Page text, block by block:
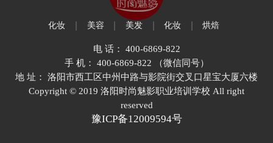
化妆 美容 美发 化妆 烘焙
电 话： 400-6869-822
手 机： 400-6869-822 （微信同号）
地 址： 洛阳市西工区中州中路与影院街交叉口星宝大厦六楼
Copyright © 2019 洛阳时尚魅影职业培训学校 All right
reserved
豫ICP备12009594号